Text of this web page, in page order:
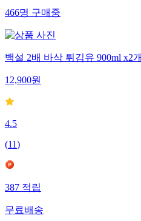
466명구매중
백설 2배 바삭 튀김유 900ml x2
12,900원
4.5
(11)
387적립
무료배송